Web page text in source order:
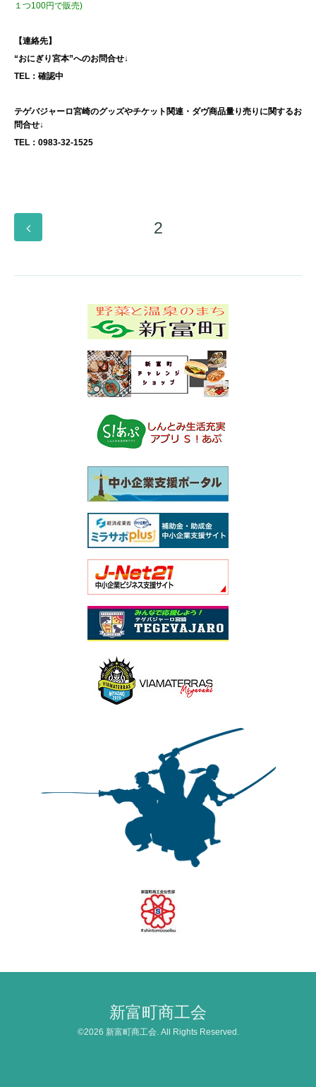
１つ100円で販売)
【連絡先】
“おにぎり宮本”へのお問合せ↓
TEL：確認中
テゲバジャーロ宮崎のグッズやチケット関連・ダヴ商品量り売りに関するお
問合せ↓
TEL：0983-32-1525
2
新富町商工会
©2026 新富町商工会. All Rights Reserved.